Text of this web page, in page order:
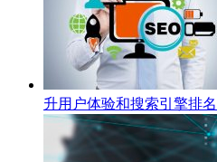
升用户体验和搜索引擎排名